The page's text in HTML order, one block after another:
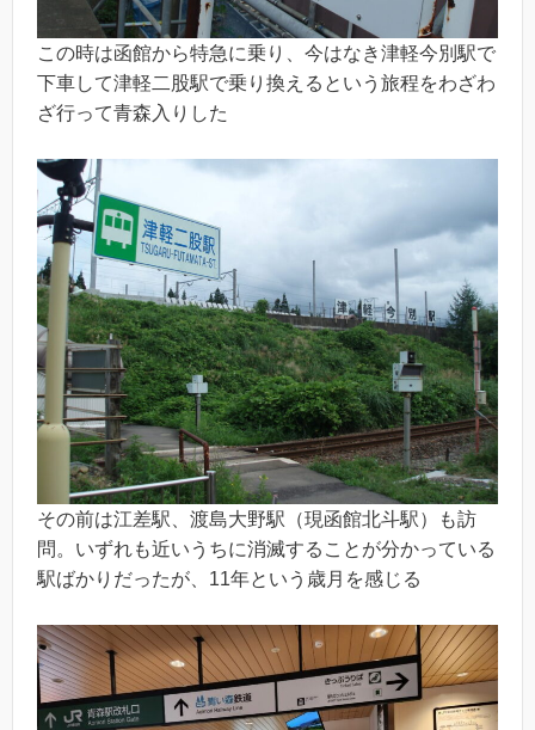
この時は函館から特急に乗り、今はなき津軽今別駅で
下車して津軽二股駅で乗り換えるという旅程をわざわ
ざ行って青森入りした
その前は江差駅、渡島大野駅（現函館北斗駅）も訪
問。いずれも近いうちに消滅することが分かっている
駅ばかりだったが、11年という歳月を感じる